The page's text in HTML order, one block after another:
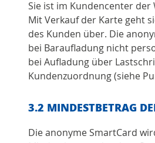
Sie ist im Kundencenter der
Mit Verkauf der Karte geht
des Kunden über. Die
bei Baraufladung nicht
bei Aufladung über
Kundenzuordnung (siehe
3.2 MINDESTBETRAG
Die anonyme SmartCard